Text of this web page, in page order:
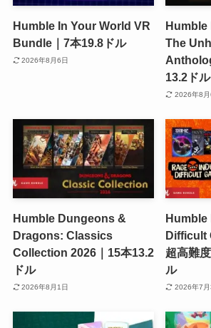
Humble In Your World VR
Bundle｜7本19.8ドル
2026年8月6日
Humble
The
13.2ドル
2026年8月
Humble Dungeons &
Dragons: Classics
Collection 2026｜15本13.2
ドル
2026年8月1日
Difficult
超高難
ル
2026年7月